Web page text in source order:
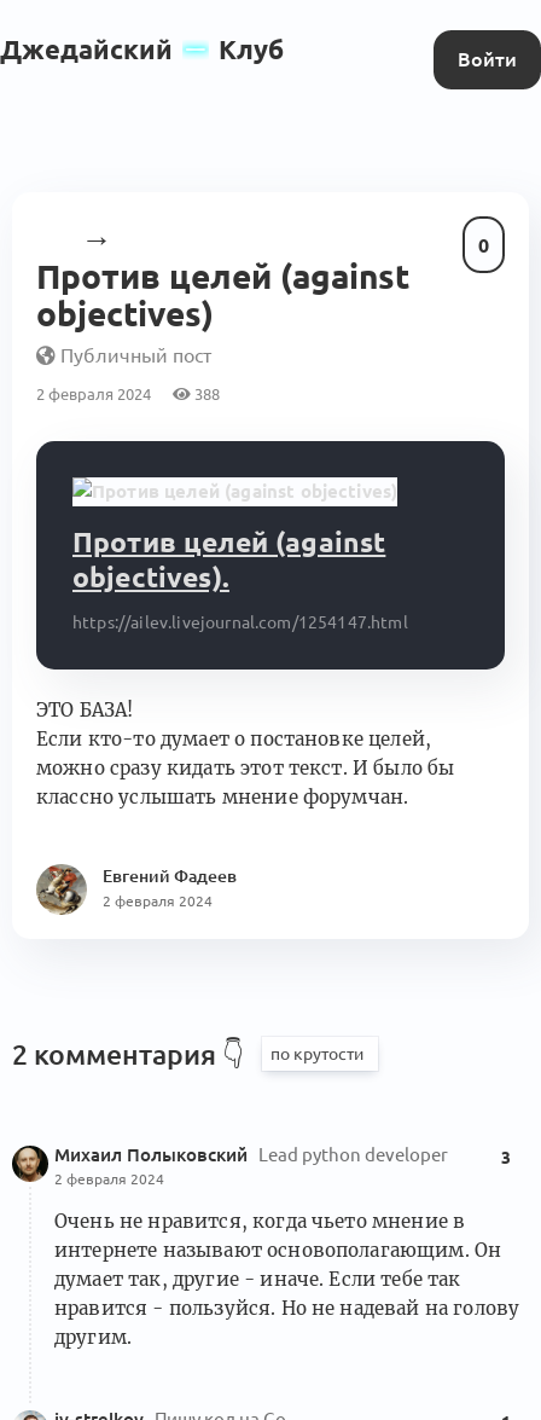
Джедайский Клуб Войти
0
→
Против целей (against
objectives)
Публичный пост
2 февраля 2024 388
Против целей (against
objectives).
https://ailev.livejournal.com/1254147.html
ЭТО БАЗА!
Если кто-то думает о постановке целей,
можно сразу кидать этот текст. И было бы
классно услышать мнение форумчан.
Евгений Фадеев
2 февраля 2024
2 комментария 👇
Михаил Полыковский Lead python developer
2 февраля 2024
3
Очень не нравится, когда чьето мнение в
интернете называют основополагающим. Он
думает так, другие - иначе. Если тебе так
нравится - пользуйся. Но не надевай на голову
другим.